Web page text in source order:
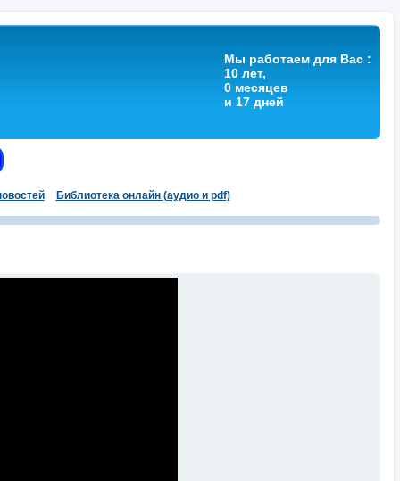
Мы работаем для Вас :
10 лет,
0 месяцев
и 17 дней
Библиотека онлайн (аудио и pdf)